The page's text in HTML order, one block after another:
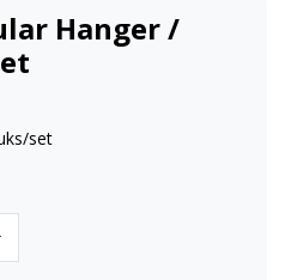
Hanger /
set